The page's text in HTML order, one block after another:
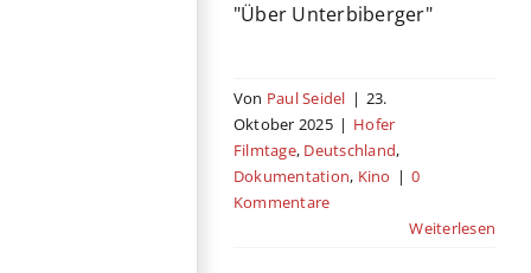
"Über Unterbiberger"
Von Paul Seidel | 23.
Oktober 2025 | Hofer
Filmtage, Deutschland,
Dokumentation, Kino | 0
Kommentare
Weiterlesen